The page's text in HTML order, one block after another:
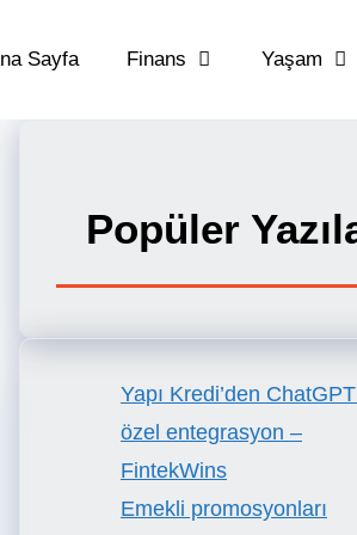
Sayfa Finans Yaşam
Popüler
Yapı Kredi’den
özel entegrasyon –
FintekWins
Emekli promosyonları